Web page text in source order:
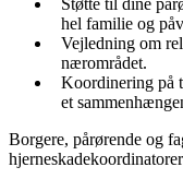
Støtte til dine
hel familie og
Vejledning om
nærområdet.
Koordinering på
et
Borgere, pårørende og